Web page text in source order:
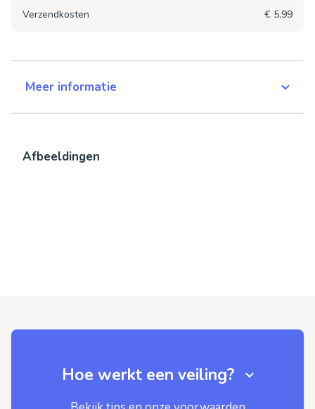
Verzendkosten
€ 5,99
Meer informatie
Afbeeldingen
Hoe werkt een veiling?